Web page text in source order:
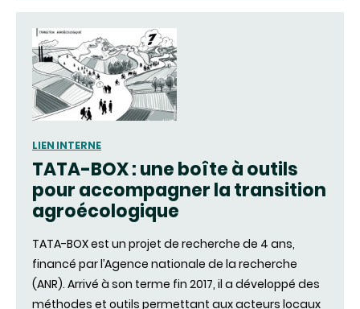
LIEN INTERNE
TATA-BOX : une boîte à outils
pour accompagner la transition
agroécologique
TATA-BOX est un projet de recherche de 4 ans,
financé par l’Agence nationale de la recherche
(ANR). Arrivé à son terme fin 2017, il a développé des
méthodes et outils permettant aux acteurs locaux